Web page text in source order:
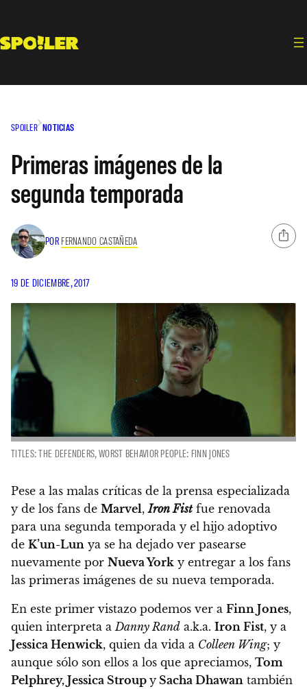
contenido
SPOILER NOTICIAS
Primeras imágenes de la
segunda temporada
POR FERNANDO CASTAÑEDA
19 DE DICIEMBRE, 2017
TITLES: THE DEFENDERS, WORST BEHAVIOR PEOPLE: FINN JONES
Pese a las malas críticas de la prensa especializada
y de los fans de Marvel,Iron Fistfue renovada
para una segunda temporada y el hijo adoptivo
de K’un-Lun ya se ha dejado ver pasearse
nuevamente por Nueva York y entregar a los fans
las primeras imágenes de su nueva temporada.
En este primer vistazo podemos ver a Finn Jones,
quien interpreta aDanny Rand a.k.a. Iron Fist, y a
Jessica Henwick, quien da vida a Colleen Wing; y
aunque sólo son ellos a los que apreciamos, Tom
Pelphrey, Jessica Stroup y Sacha Dhawan también